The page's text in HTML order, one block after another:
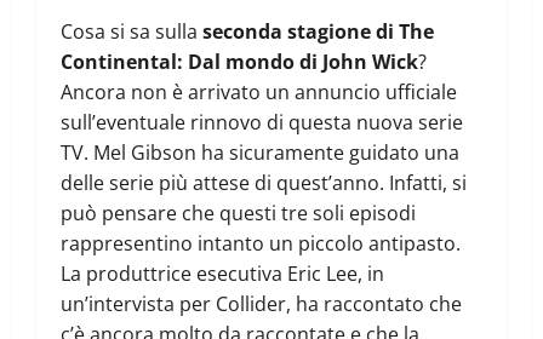
Cosa si sa sulla seconda stagione di The
Continental: Dal mondo di John Wick?
Ancora non è arrivato un annuncio ufficiale
sull’eventuale rinnovo di questa nuova serie
TV. Mel Gibson ha sicuramente guidato una
delle serie più attese di quest’anno. Infatti, si
può pensare che questi tre soli episodi
rappresentino intanto un piccolo antipasto.
La produttrice esecutiva Eric Lee, in
un’intervista per Collider, ha raccontato che